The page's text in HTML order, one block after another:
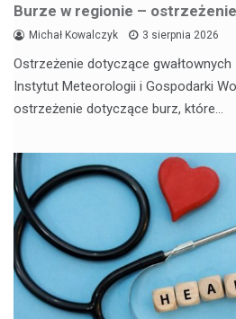
Burze w regionie –
Michał Kowalczyk 3 sierpnia 2026
Ostrzeżenie dotyczące
Instytut Meteorologii i Gospodarki
ostrzeżenie dotyczące burz, które…